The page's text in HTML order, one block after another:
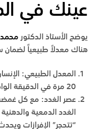
عينك في
يوضح الأستاذ الدكتور محمد
هناك معدلاً طبيعياً
المعدل الطبيعي:
20 مرة
في الدقيقة
عصر الغدد: مع كل
الغدد الدمعية
“تتحجر” الإفرازات